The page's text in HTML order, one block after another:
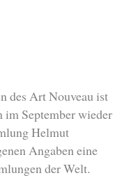
des Art Nouveau ist
im September wieder
Helmut
Angaben eine
der Welt.